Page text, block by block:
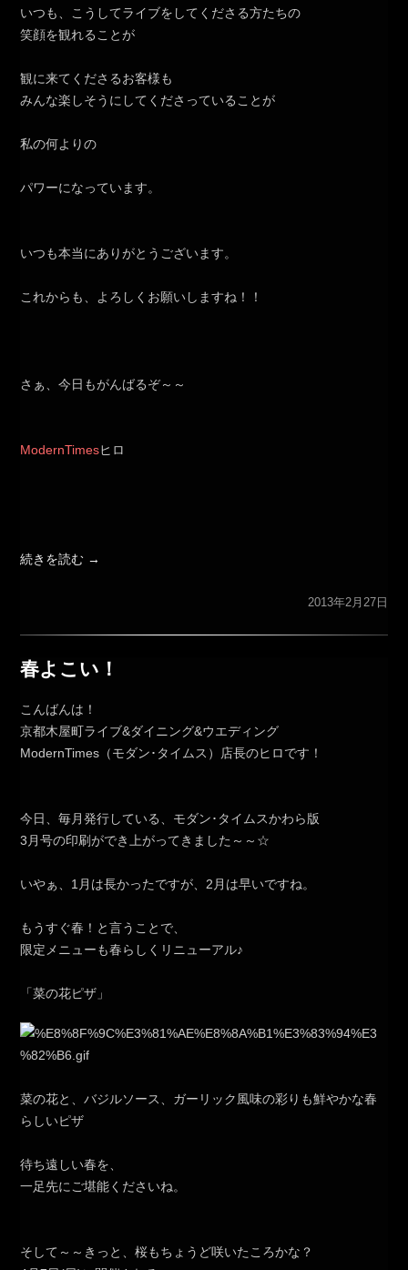
いつも、こうしてライブをしてくださる方たちの
笑顔を観れることが
観に来てくださるお客様も
みんな楽しそうにしてくださっていることが
私の何よりの
パワーになっています。
いつも本当にありがとうございます。
これからも、よろしくお願いしますね！！
さぁ、今日もがんばるぞ～～
ModernTimesヒロ
続きを読む →
2013年2月27日
春よこい！
こんばんは！
京都木屋町ライブ&ダイニング&ウエディング
ModernTimes（モダン･タイムス）店長のヒロです！
今日、毎月発行している、モダン･タイムスかわら版
3月号の印刷ができ上がってきました～～☆
いやぁ、1月は長かったですが、2月は早いですね。
もうすぐ春！と言うことで、
限定メニューも春らしくリニューアル♪
「菜の花ピザ」
菜の花と、バジルソース、ガーリック風味の彩りも鮮やかな春
らしいピザ
待ち遠しい春を、
一足先にご堪能くださいね。
そして～～きっと、桜もちょうど咲いたころかな？